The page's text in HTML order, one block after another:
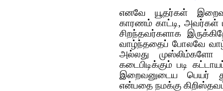
எனவே யூதர்கள்
காரணம் காட்டி, அவர்கள்
சிறந்தவர்களாக
வாழ்ந்ததைப் போலவே
அல்லது
கடைபிடிக்கும் படி
இறைவனுடைய பெயர்
என்பதை நமக்கு